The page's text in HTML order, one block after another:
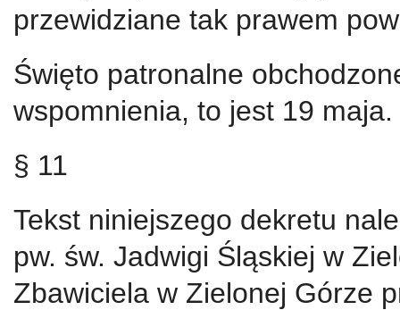
przewidziane tak prawem
Święto patronalne
wspomnienia, to jest 19 maja.
§ 11
Tekst niniejszego dekretu
pw. św. Jadwigi Śląskiej w
Zbawiciela w Zielonej Górze